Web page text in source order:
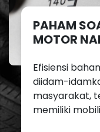
PAHAM
MOTOR
Efisiensi
diidam-
masyarakat,
memiliki